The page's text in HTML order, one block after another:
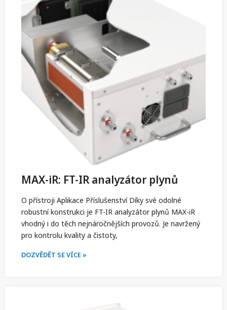
MAX-iR: FT-IR analyzátor plynů
O přístroji Aplikace Příslušenství Díky své odolné
robustní konstrukci je FT-IR analyzátor plynů MAX-iR
vhodný i do těch nejnáročnějších provozů. Je navržený
pro kontrolu kvality a čistoty,
DOZVĚDĚT SE VÍCE »